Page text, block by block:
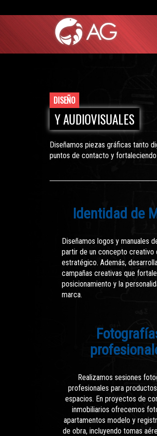
DISEÑO
Y AUDIOVISUALES
Diseñamos piezas gráficas tanto
puntos de contacto y
Identidad de
Diseñamos logos y manuales
partir de un concepto creativo
estratégico. Además,
campañas creativas que
posicionamiento y la
marca.
Realizamos sesiones
profesionales para
espacios. En proyectos de
inmobiliarios ofrecemos
apartamentos modelo y
de obra, incluyendo tomas